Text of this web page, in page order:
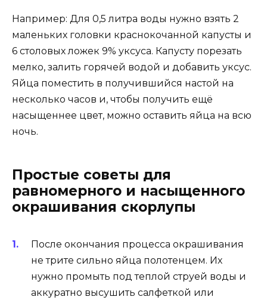
Например: Для 0,5 литра воды нужно взять 2
маленьких головки краснокочанной капусты и
6 столовых ложек 9% уксуса. Капусту порезать
мелко, залить горячей водой и добавить уксус.
Яйца поместить в получившийся настой на
несколько часов и, чтобы получить ещё
насыщеннее цвет, можно оставить яйца на всю
ночь.
Простые советы для
равномерного и насыщенного
окрашивания скорлупы
После окончания процесса окрашивания
не трите сильно яйца полотенцем. Их
нужно промыть под теплой струей воды и
аккуратно высушить салфеткой или